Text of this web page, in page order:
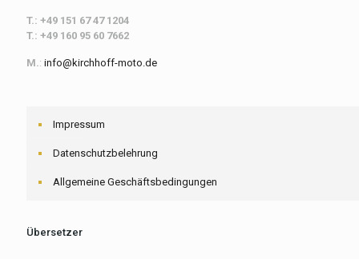
T.: +49 151 67 47 1204
T.: +49 160 95 60 7662
M.: info@kirchhoff-moto.de
Impressum
Datenschutzbelehrung
Allgemeine Geschäftsbedingungen
Übersetzer